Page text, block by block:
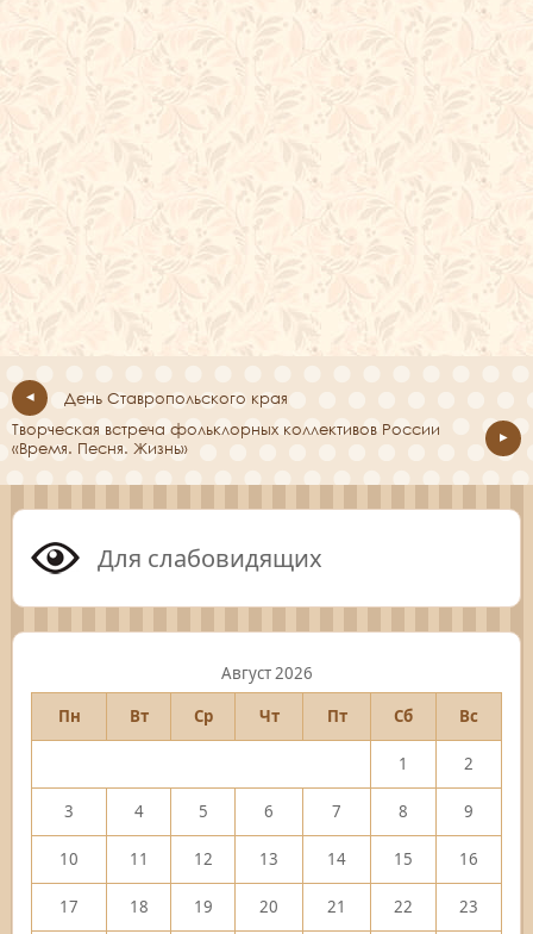
День Ставропольского края
Творческая встреча фольклорных коллективов России
«Время. Песня. Жизнь»
Для слабовидящих
Август 2026
Пн
Вт Ср Чт Пт Сб Вс
1 2
3 4 5 6 7 8 9
10 11 12 13 14 15 16
17 18 19 20 21 22 23